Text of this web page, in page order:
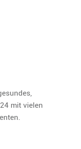
mit vielen